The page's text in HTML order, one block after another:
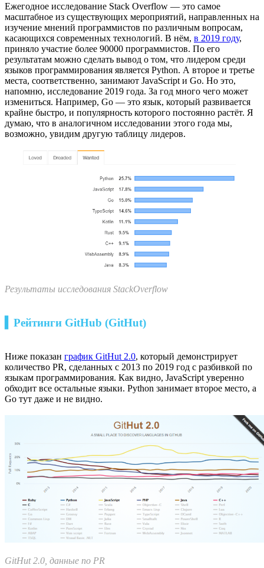
Ежегодное исследование Stack Overflow — это самое
масштабное из существующих мероприятий, направленных на
изучение мнений программистов по различным вопросам,
касающихся современных технологий. В нём, в 2019 году,
приняло участие более 90000 программистов. По его
результатам можно сделать вывод о том, что лидером среди
языков программирования является Python. А второе и третье
места, соответственно, занимают JavaScript и Go. Но это,
напомню, исследование 2019 года. За год много чего может
измениться. Например, Go — это язык, который развивается
крайне быстро, и популярность которого постоянно растёт. Я
думаю, что в аналогичном исследовании этого года мы,
возможно, увидим другую таблицу лидеров.
Результаты исследования StackOverflow
▍Рейтинги GitHub (GitHut)
Ниже показан график GitHut 2.0, который демонстрирует
количество PR, сделанных с 2013 по 2019 год с разбивкой по
языкам программирования. Как видно, JavaScript уверенно
обходит все остальные языки. Python занимает второе место, а
Go тут даже и не видно.
GitHut 2.0, данные по PR